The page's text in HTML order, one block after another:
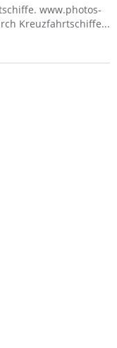
www.photos-
Kreuzfahrtschiffe...